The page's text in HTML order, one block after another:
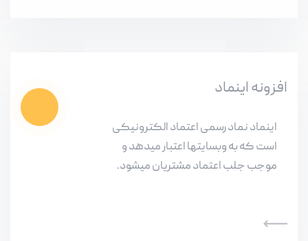
افزونه اینماد
اینماد نماد رسمی اعتماد الکترونیکی
است که به وبسایتها اعتبار میدهد و
موجب جلب اعتماد مشتریان میشود.